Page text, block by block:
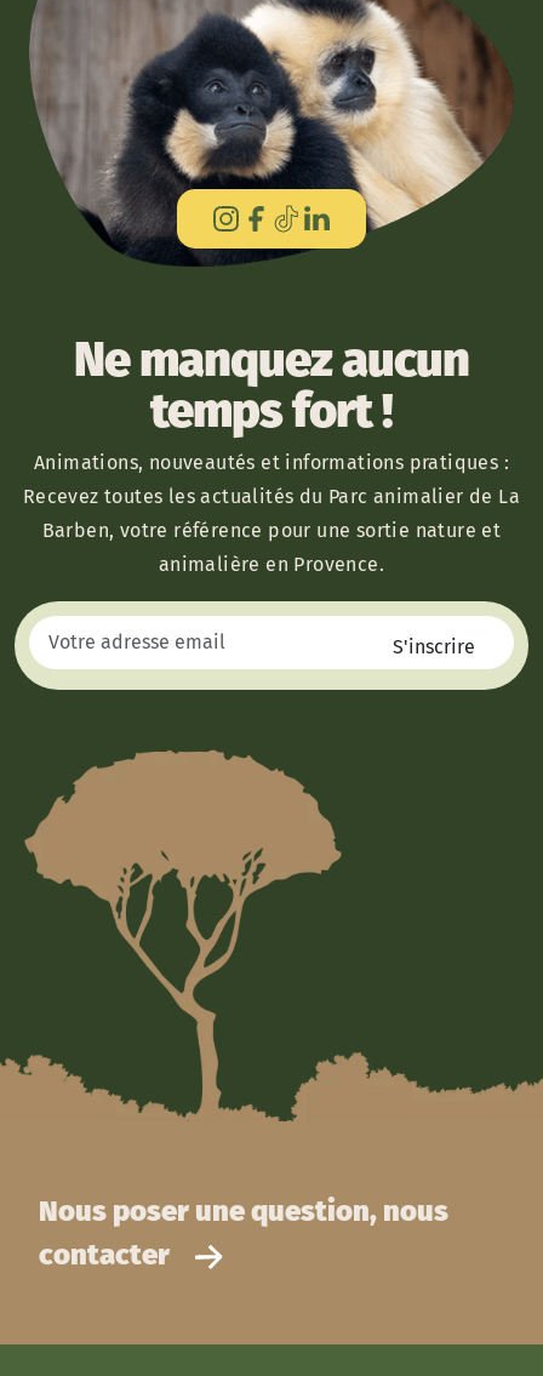
Ne manquez aucun
temps fort !
Animations, nouveautés et informations pratiques :
Recevez toutes les actualités du Parc animalier de La
Barben, votre référence pour une sortie nature et
animalière en Provence.
Nous poser une question, nous
contacter